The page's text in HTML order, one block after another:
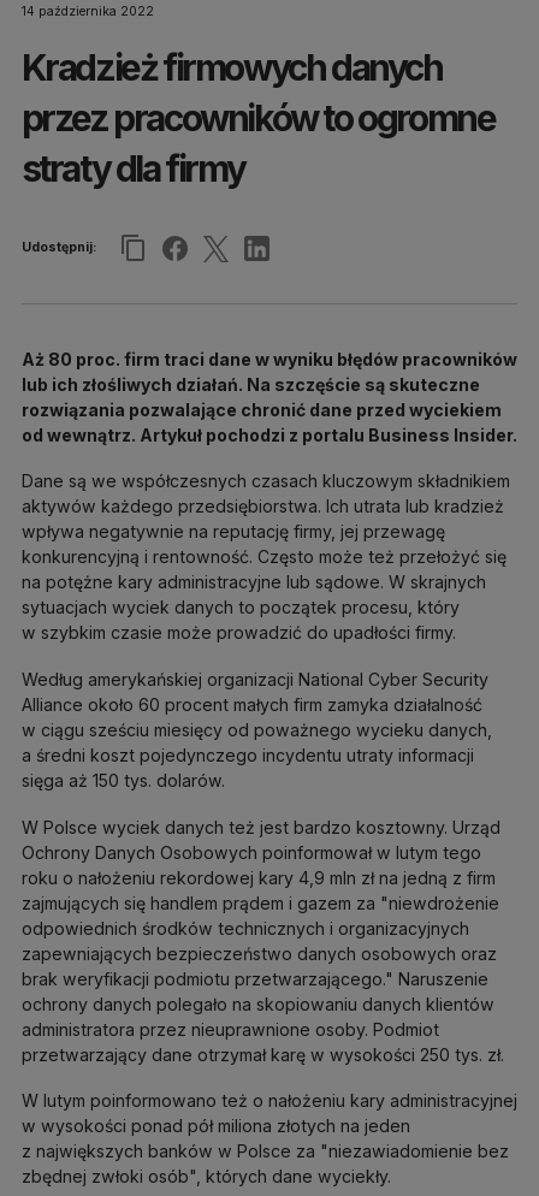
14 października 2022
Kradzież firmowych danych
przez pracowników to ogromne
straty dla firmy
Udostępnij:
Aż 80 proc. firm traci dane w wyniku błędów pracowników
lub ich złośliwych działań. Na szczęście są skuteczne
rozwiązania pozwalające chronić dane przed wyciekiem
od wewnątrz. Artykuł pochodzi z portalu Business Insider.
Dane są we współczesnych czasach kluczowym składnikiem
aktywów każdego przedsiębiorstwa. Ich utrata lub kradzież
wpływa negatywnie na reputację firmy, jej przewagę
konkurencyjną i rentowność. Często może też przełożyć się
na potężne kary administracyjne lub sądowe. W skrajnych
sytuacjach wyciek danych to początek procesu, który
w szybkim czasie może prowadzić do upadłości firmy.
Według amerykańskiej organizacji National Cyber Security
Alliance około 60 procent małych firm zamyka działalność
w ciągu sześciu miesięcy od poważnego wycieku danych,
a średni koszt pojedynczego incydentu utraty informacji
sięga aż 150 tys. dolarów.
W Polsce wyciek danych też jest bardzo kosztowny. Urząd
Ochrony Danych Osobowych poinformował w lutym tego
roku o nałożeniu rekordowej kary 4,9 mln zł na jedną z firm
zajmujących się handlem prądem i gazem za "niewdrożenie
odpowiednich środków technicznych i organizacyjnych
zapewniających bezpieczeństwo danych osobowych oraz
brak weryfikacji podmiotu przetwarzającego." Naruszenie
ochrony danych polegało na skopiowaniu danych klientów
administratora przez nieuprawnione osoby. Podmiot
przetwarzający dane otrzymał karę w wysokości 250 tys. zł.
W lutym poinformowano też o nałożeniu kary administracyjnej
w wysokości ponad pół miliona złotych na jeden
z największych banków w Polsce za "niezawiadomienie bez
zbędnej zwłoki osób", których dane wyciekły.